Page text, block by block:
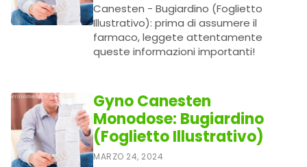
Canesten - Bugiardino (Foglietto
Illustrativo): prima di assumere il
farmaco, leggete attentamente
queste informazioni importanti!
Gyno Canesten
Monodose: Bugiardino
(Foglietto Illustrativo)
MARZO 24, 2024